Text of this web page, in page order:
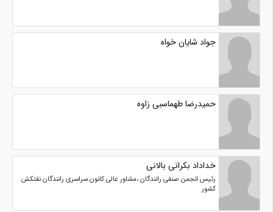
جواد شایان خواه
حمیدرضا طهماسبی زاوه
خداداد بکرانی بالانی
رئیس انجمن صنفی رانندگان ،مشاور عالی کانون سراسری رانندگان نفتکش
کشور